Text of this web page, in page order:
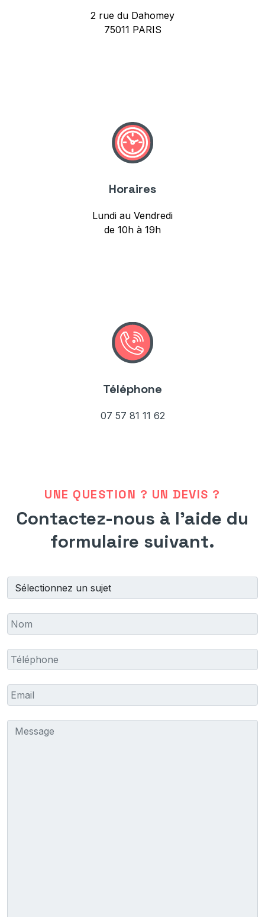
2 rue du Dahomey
75011 PARIS
Horaires
Lundi au Vendredi
de 10h à 19h
Téléphone
07 57 81 11 62
UNE QUESTION ? UN DEVIS ?
Contactez-nous à l’aide du
formulaire suivant.